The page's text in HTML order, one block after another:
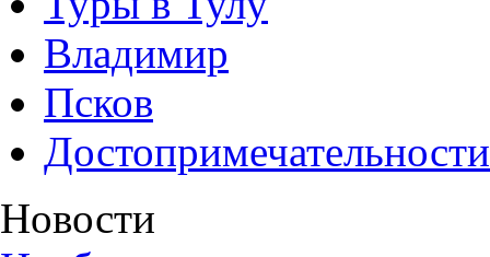
Владимир
Псков
Достопримечательности
Новости